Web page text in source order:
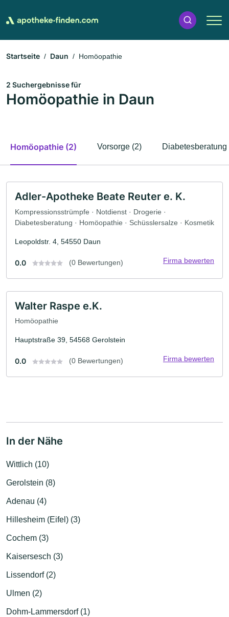
Startseite Daun Homöopathie
2 Suchergebnisse für
Homöopathie in Daun
Homöopathie (2) Vorsorge (2) Diabetesberatung
Adler-Apotheke Beate Reuter e. K.
Kompressionsstrümpfe · Notdienst · Drogerie ·
Diabetesberatung · Homöopathie · Schüsslersalze · Kosmetik
Leopoldstr. 4, 54550 Daun
0.0 (0 Bewertungen) Firma bewerten
Walter Raspe e.K.
Homöopathie
Hauptstraße 39, 54568 Gerolstein
0.0 (0 Bewertungen) Firma bewerten
In der Nähe
Wittlich (10)
Gerolstein (8)
Adenau (4)
Hillesheim (Eifel) (3)
Cochem (3)
Kaisersesch (3)
Lissendorf (2)
Ulmen (2)
Dohm-Lammersdorf (1)